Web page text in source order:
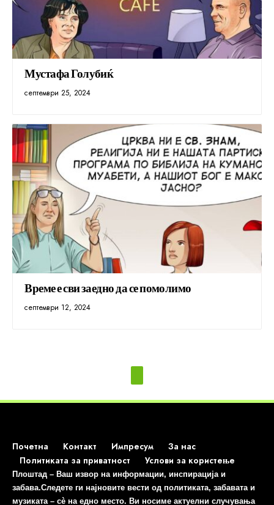
Мустафа Голубиќ
септември 25, 2024
Време е сви заедно да се помолимо
септември 12, 2024
Почетна Контакт Импресум
За нас
Политиката за приватност
Услови за користење
Плоштад – Ваш извор на информации, инспирација и
забава.Следете ги најновите вести од политиката, забавата и
музиката – сè на едно место. Ви носиме актуелни случувања